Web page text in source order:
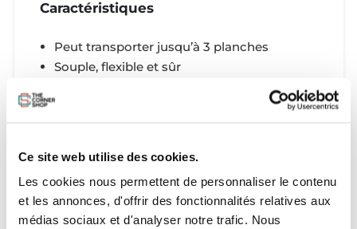
Ce site web utilise des cookies.
Les cookies nous permettent de personnaliser le contenu
et les annonces, d'offrir des fonctionnalités relatives aux
médias sociaux et d'analyser notre trafic. Nous
Caractéristiques
Peut transporter jusqu’à 3 planches
Souple, flexible et sûr
Boucle métallique résistante d’épaisseur 30
Boucle avec couverture en silicone pour
protéger la planche et la voiture
Housse durable et réutilisable
Inclus 2 soft racks